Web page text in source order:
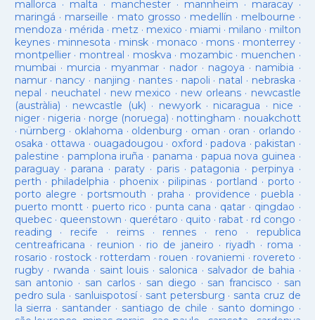
mallorca · malta · manchester· mannheim · maracay·
maringá · marseille · mato grosso · medellín · melbourne ·
mendoza · mérida · metz · mexico · miami · milano · milton
keynes· minnesota · minsk · monaco · mons · monterrey ·
montpellier· montreal · moskva · mozambic· muenchen ·
mumbai · murcia · myanmar· nador · nagoya · namibia ·
namur· nancy · nanjing · nantes · napoli · natal · nebraska ·
nepal · neuchatel · new mexico · new orleans· newcastle
(austràlia) · newcastle (uk) · newyork· nicaragua · nice ·
niger· nigeria · norge (noruega) · nottingham · nouakchott
· nürnberg · oklahoma · oldenburg · oman · oran · orlando ·
osaka · ottawa · ouagadougou · oxford ·padova ·pakistan ·
palestine · pamplona iruña · panama · papua nova guinea ·
paraguay· parana ·paraty · paris·patagonia · perpinya ·
perth ·philadelphia · phoenix·pilipinas ·portland · porto ·
porto alegre ·portsmouth ·praha · providence ·puebla ·
puerto montt· puerto rico ·punta cana · qatar · qingdao ·
quebec· queenstown · querétaro · quito · rabat · rd congo ·
reading · recife · reims· rennes · reno · republica
centreafricana · reunion · rio de janeiro · riyadh · roma ·
rosario · rostock · rotterdam · rouen · rovaniemi · rovereto ·
rugby· rwanda · saint louis · salonica · salvador de bahia ·
san antonio · san carlos· san diego · san francisco · san
pedro sula · sanluispotosí· sant petersburg · santa cruz de
la sierra · santander · santiago de chile · santo domingo ·